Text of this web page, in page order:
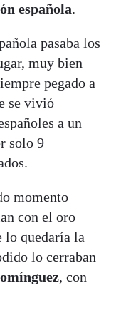
española.
pasaba los
muy bien
pegado a
se vivió
a un
solo 9
momento
con el oro
lo quedaría la
lo cerraban
, con